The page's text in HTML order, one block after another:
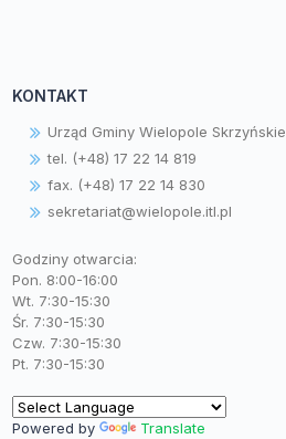
KONTAKT
Urząd Gminy Wielopole Skrzyńskie
tel. (+48) 17 22 14 819
fax. (+48) 17 22 14 830
sekretariat@wielopole.itl.pl
Godziny otwarcia:
Pon. 8:00-16:00
Wt. 7:30-15:30
Śr. 7:30-15:30
Czw. 7:30-15:30
Pt. 7:30-15:30
Powered by Translate